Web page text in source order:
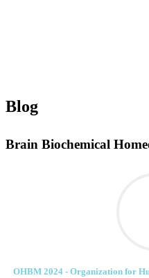
Blog
Brain Biochemical
OHBM 2024 - Organization for